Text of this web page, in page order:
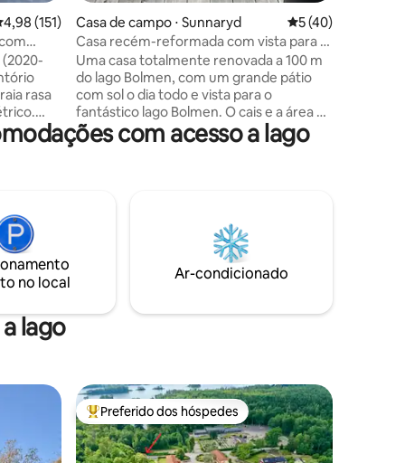
de uma avaliação média de 5, 151 avaliações
4,98 (151)
rasa
Casa de campo ⋅ Sunnaryd 5 de uma
5 (40)
Casa recém-reformada com vista para o
lago!
Uma casa totalmente renovada a 100 m
do lago Bolmen, com um grande pátio
com sol o dia todo e vista para o
fantástico lago Bolmen. O cais e a área de
banho estão, naturalmente, na
propriedade, bem como a oportunidade
ovelhas de Gotland e no terreno há uma
grande população de cervos. A 700 m da
acomodação, há uma quadra de pádel,
quadras de petanca, campo de futebol,
poliesportiva.
com acesso a lago
no local
Ar-condicionado
lago
hóspedes Entre os melhores preferidos dos hóspedes
Preferido dos hóspedes